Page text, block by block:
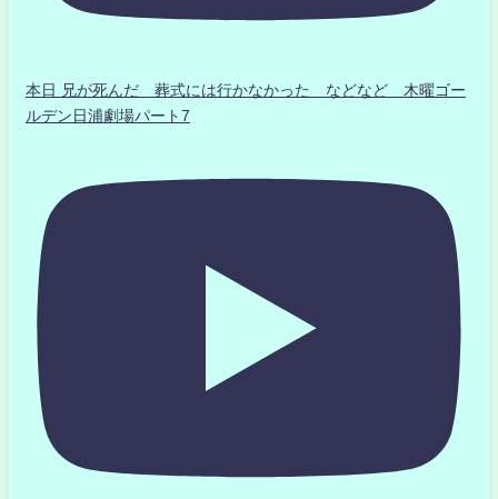
本日 兄が死んだ 葬式には行かなかった などなど 木曜ゴー
ルデン日浦劇場パート7